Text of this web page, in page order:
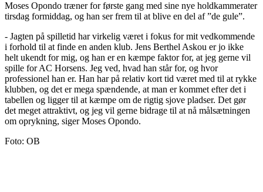
Moses Opondo træner for første gang med sine nye holdkammerater
tirsdag formiddag, og han ser frem til at blive en del af ”de gule”.
- Jagten på spilletid har virkelig været i fokus for mit vedkommende
i forhold til at finde en anden klub. Jens Berthel Askou er jo ikke
helt ukendt for mig, og han er en kæmpe faktor for, at jeg gerne vil
spille for AC Horsens. Jeg ved, hvad han står for, og hvor
professionel han er. Han har på relativ kort tid været med til at rykke
klubben, og det er mega spændende, at man er kommet efter det i
tabellen og ligger til at kæmpe om de rigtig sjove pladser. Det gør
det meget attraktivt, og jeg vil gerne bidrage til at nå målsætningen
om oprykning, siger Moses Opondo.
Foto: OB